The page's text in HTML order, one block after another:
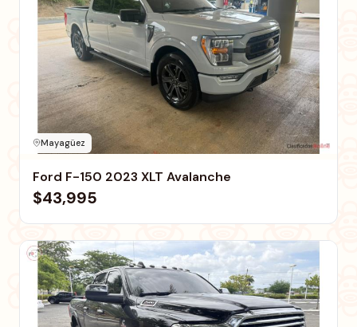
Mayagüez
Ford F-150 2023 XLT Avalanche
$43,995